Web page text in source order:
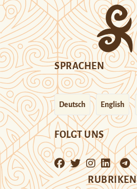
SPRACHEN
Deutsch English
FOLGT UNS
RUBRIKEN